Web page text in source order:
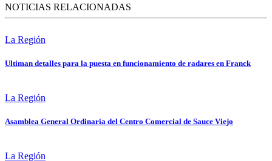
NOTICIAS RELACIONADAS
La Región
Ultiman detalles para la puesta en funcionamiento de radares en Franck
La Región
Asamblea General Ordinaria del Centro Comercial de Sauce Viejo
La Región